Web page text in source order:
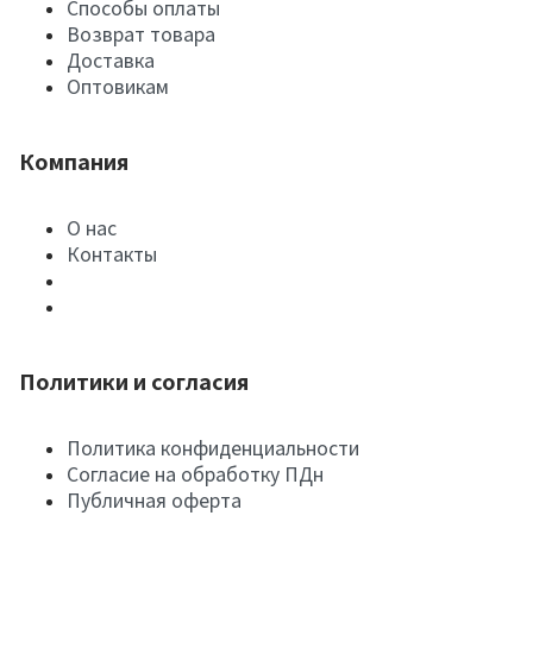
Способы оплаты
Возврат товара
Доставка
Оптовикам
Компания
О нас
Контакты
Политики и согласия
Политика конфиденциальности
Согласие на обработку ПДн
Публичная оферта